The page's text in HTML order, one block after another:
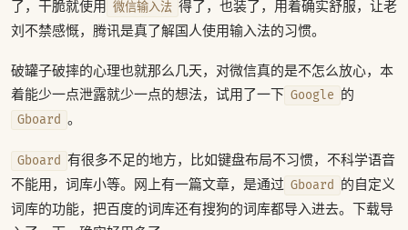
了，干脆就使用 微信输入法 得了，也装了，用着确实舒服，让老
刘不禁感慨，腾讯是真了解国人使用输入法的习惯。
破罐子破摔的心理也就那么几天，对微信真的是不怎么放心，本
着能少一点泄露就少一点的想法，试用了一下 Google 的
Gboard 。
Gboard 有很多不足的地方，比如键盘布局不习惯，不科学语音
不能用，词库小等。网上有一篇文章，是通过 Gboard
的自定义
词库的功能，把百度的词库还有搜狗的词库都导入进去。下载导